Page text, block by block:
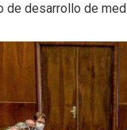
de desarrollo de